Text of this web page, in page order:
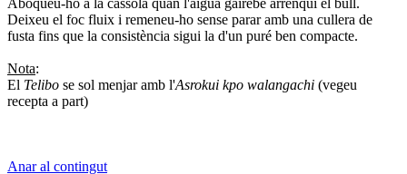
Aboqueu-ho a la cassola quan l'aigua gairebé arrenqui el bull.
Deixeu el foc fluix i remeneu-ho sense parar amb una cullera de
fusta fins que la consistència sigui la d'un puré ben compacte.
Nota:
El Telibo se sol menjar amb l'Asrokui kpo walangachi (vegeu
recepta a part)
Anar al contingut